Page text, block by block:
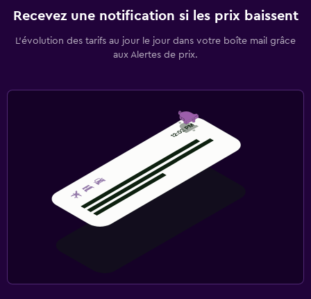
Recevez une notification si les prix baissent
L’évolution des tarifs au jour le jour dans votre boîte mail grâce
aux Alertes de prix.